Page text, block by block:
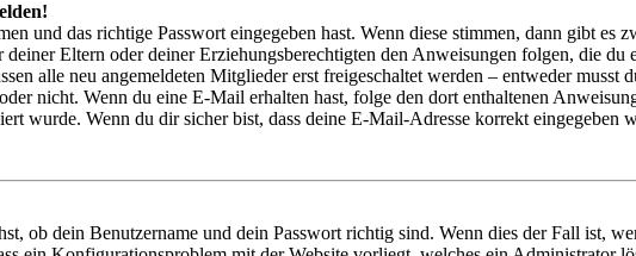
und das richtige Passwort eingegeben hast. Wenn diese stimmen, dann gibt es
deiner Eltern oder deiner Erziehungsberechtigten den Anweisungen folgen, die
alle neu angemeldeten Mitglieder erst freigeschaltet werden – entweder musst
nicht. Wenn du eine E-Mail erhalten hast, folge den dort enthaltenen
wurde. Wenn du dir sicher bist, dass deine E-Mail-Adresse korrekt eingegeben
ob dein Benutzername und dein Passwort richtig sind. Wenn dies der Fall ist,